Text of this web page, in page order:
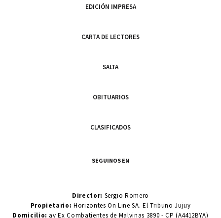
EDICIÓN IMPRESA
CARTA DE LECTORES
SALTA
OBITUARIOS
CLASIFICADOS
SEGUINOS EN
Director: Sergio Romero
Propietario:Horizontes On Line SA. El Tribuno Jujuy
Domicilio: av Ex Combatientes de Malvinas 3890 - CP (A4412BYA)